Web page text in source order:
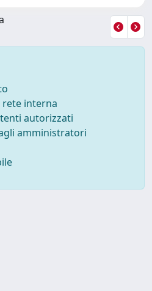
interna
autorizzati
amministratori